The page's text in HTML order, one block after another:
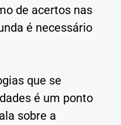
de acertos nas
é necessário
que se
é um ponto
sobre a